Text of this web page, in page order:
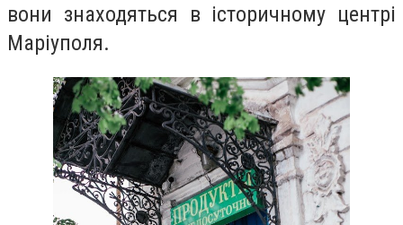
вони знаходяться в історичному центрі
Маріуполя.